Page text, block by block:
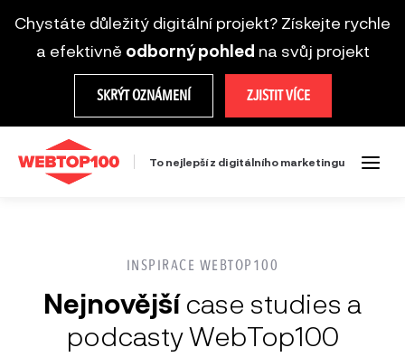
Chystáte důležitý digitální projekt? Získejte rychle
a efektivně odborný pohled na svůj projekt
SKRÝT OZNÁMENÍ ZJISTIT VÍCE
To nejlepší z digitálního marketingu
INSPIRACE WEBTOP100
Nejnovějšícase studies a
podcasty WebTop100